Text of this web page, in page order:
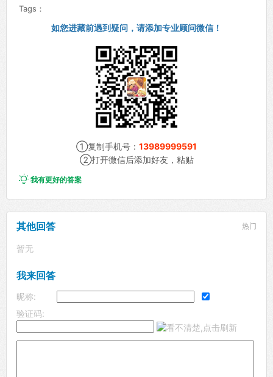
Tags：
如您进藏前遇到疑问，请添加专业顾问微信！
①复制手机号： 13989999591
②打开微信后添加好友，粘贴
我有更好的答案
其他回答 热门
暂无
我来回答
昵称:
验证码: